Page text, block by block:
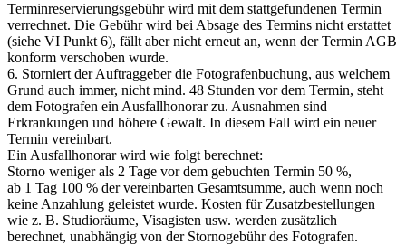
Terminreservierungsgebühr wird mit dem stattgefundenen Termin
verrechnet. Die Gebühr wird bei Absage des Termins nicht erstattet
(siehe VI Punkt 6), fällt aber nicht erneut an, wenn der Termin AGB
konform verschoben wurde.
6. Storniert der Auftraggeber die Fotografenbuchung, aus welchem
Grund auch immer, nicht mind. 48 Stunden vor dem Termin, steht
dem Fotografen ein Ausfallhonorar zu. Ausnahmen sind
Erkrankungen und höhere Gewalt. In diesem Fall wird ein neuer
Termin vereinbart.
Ein Ausfallhonorar wird wie folgt berechnet:
Storno weniger als 2 Tage vor dem gebuchten Termin 50 %,
ab 1 Tag 100 % der vereinbarten Gesamtsumme, auch wenn noch
keine Anzahlung geleistet wurde. Kosten für Zusatzbestellungen
wie z. B. Studioräume, Visagisten usw. werden zusätzlich
berechnet, unabhängig von der Stornogebühr des Fotografen.